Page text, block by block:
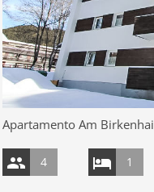
Apartamento Am
4 1